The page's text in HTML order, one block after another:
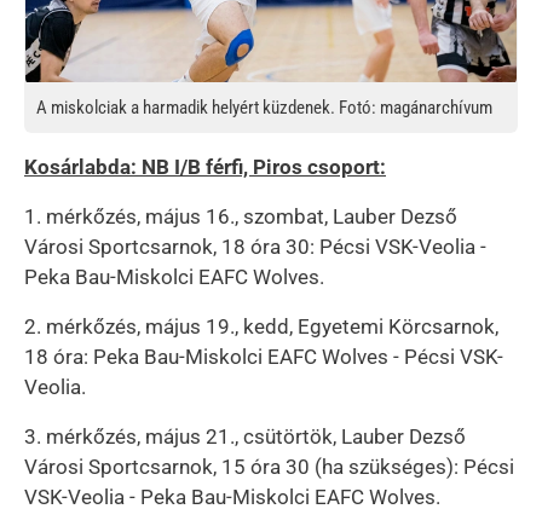
A miskolciak a harmadik helyért küzdenek. Fotó: magánarchívum
Kosárlabda: NB I/B férfi, Piros csoport:
1. mérkőzés, május 16., szombat, Lauber Dezső
Városi Sportcsarnok, 18 óra 30: Pécsi VSK-Veolia -
Peka Bau-Miskolci EAFC Wolves.
2. mérkőzés, május 19., kedd, Egyetemi Körcsarnok,
18 óra: Peka Bau-Miskolci EAFC Wolves - Pécsi VSK-
Veolia.
3. mérkőzés, május 21., csütörtök, Lauber Dezső
Városi Sportcsarnok, 15 óra 30 (ha szükséges): Pécsi
VSK-Veolia - Peka Bau-Miskolci EAFC Wolves.